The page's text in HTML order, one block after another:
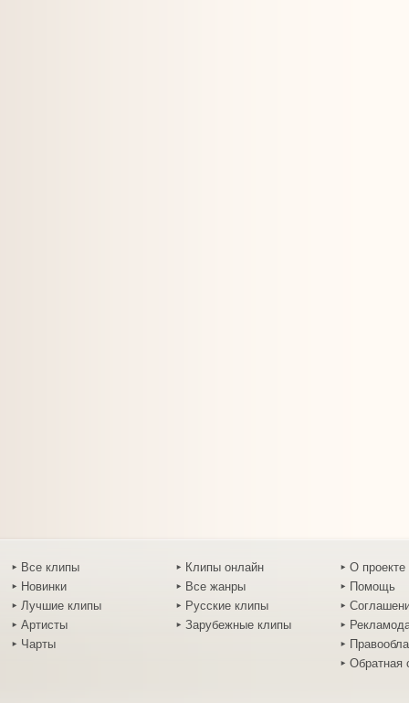
Все клипы
Новинки
Лучшие клипы
Артисты
Чарты
Клипы онлайн
Все жанры
Русские клипы
Зарубежные клипы
О проекте
Помощь
Обратная